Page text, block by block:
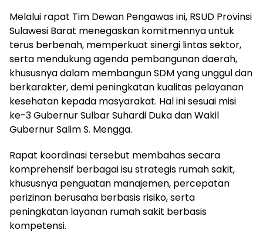
Melalui rapat Tim Dewan Pengawas ini, RSUD Provinsi
Sulawesi Barat menegaskan komitmennya untuk
terus berbenah, memperkuat sinergi lintas sektor,
serta mendukung agenda pembangunan daerah,
khususnya dalam membangun SDM yang unggul dan
berkarakter, demi peningkatan kualitas pelayanan
kesehatan kepada masyarakat. Hal ini sesuai misi
ke-3 Gubernur Sulbar Suhardi Duka dan Wakil
Gubernur Salim S. Mengga.
Rapat koordinasi tersebut membahas secara
komprehensif berbagai isu strategis rumah sakit,
khususnya penguatan manajemen, percepatan
perizinan berusaha berbasis risiko, serta
peningkatan layanan rumah sakit berbasis
kompetensi.